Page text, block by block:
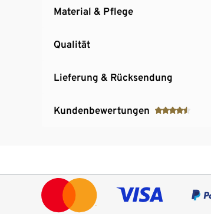
Material & Pflege
Qualität
Lieferung & Rücksendung
Kundenbewertungen